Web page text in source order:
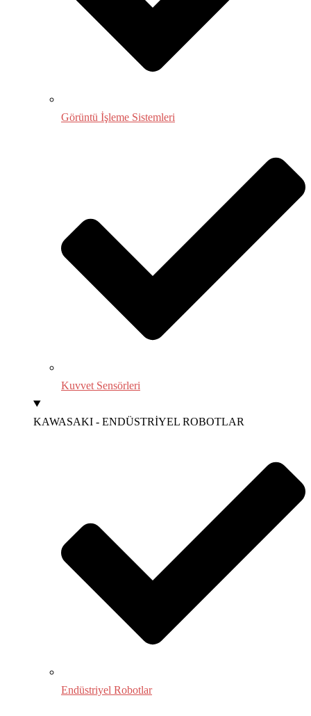
Görüntü İşleme Sistemleri
Kuvvet Sensörleri
KAWASAKI - ENDÜSTRİYEL ROBOTLAR
Endüstriyel Robotlar